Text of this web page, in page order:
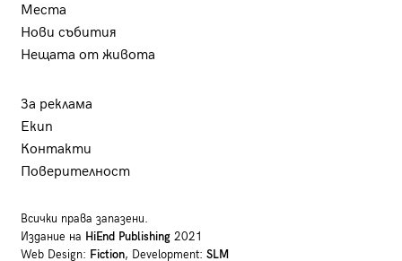
Места
Нови събития
Нещата от живота
За реклама
Екип
Контакти
Поверителност
Всички права запазени.
Издание на HiEnd Publishing2021
Web Design: Fiction, Development: SLM